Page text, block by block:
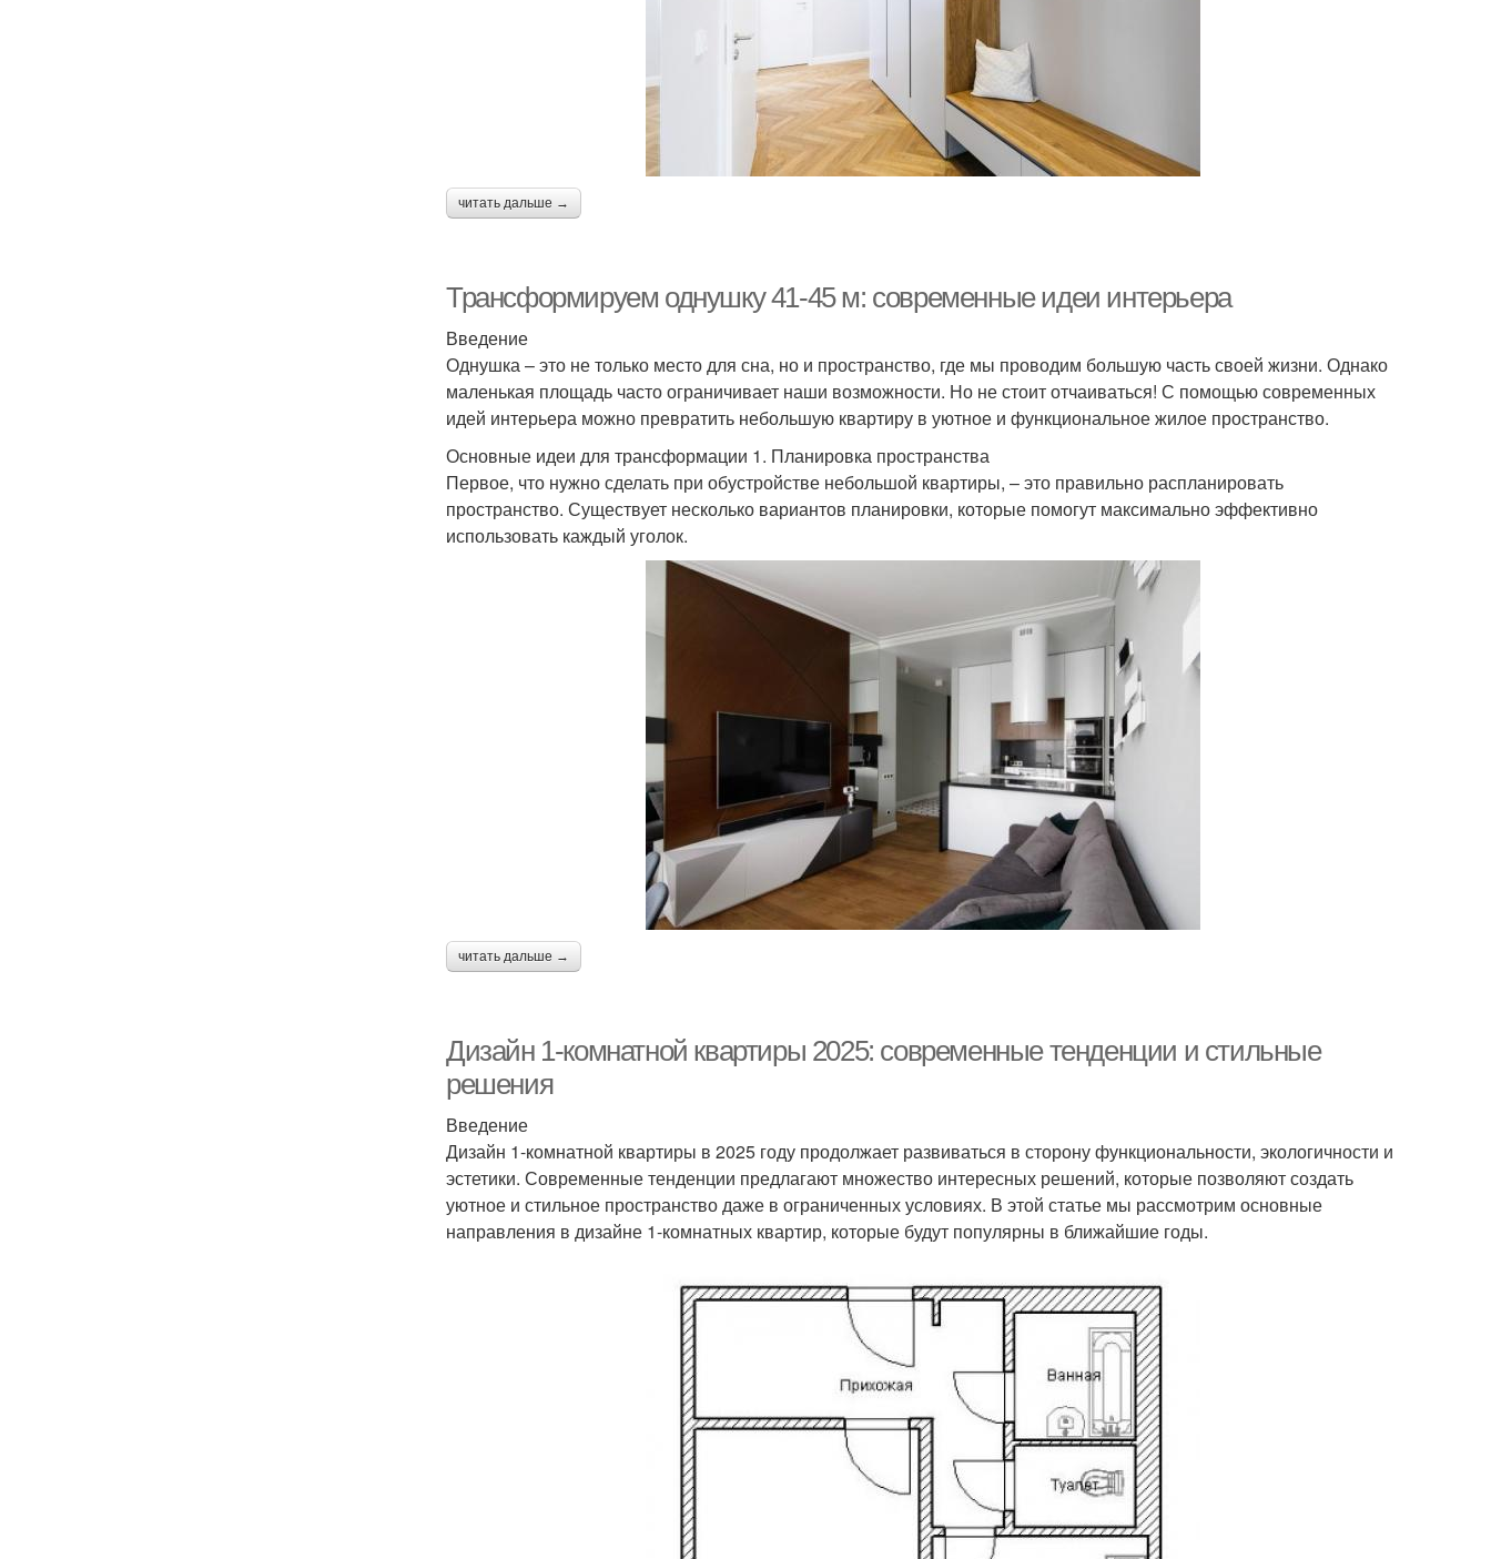
читать дальше →
Трансформируем однушку 41-45 м: современные идеи интерьера
Введение
Однушка – это не только место для сна, но и пространство, где мы проводим большую часть своей жизни. Однако
маленькая площадь часто ограничивает наши возможности. Но не стоит отчаиваться! С помощью современных
идей интерьера можно превратить небольшую квартиру в уютное и функциональное жилое пространство.
Основные идеи для трансформации 1. Планировка пространства
Первое, что нужно сделать при обустройстве небольшой квартиры, – это правильно распланировать
пространство. Существует несколько вариантов планировки, которые помогут максимально эффективно
использовать каждый уголок.
читать дальше →
Дизайн 1-комнатной квартиры 2025: современные тенденции и стильные
решения
Введение
Дизайн 1-комнатной квартиры в 2025 году продолжает развиваться в сторону функциональности, экологичности и
эстетики. Современные тенденции предлагают множество интересных решений, которые позволяют создать
уютное и стильное пространство даже в ограниченных условиях. В этой статье мы рассмотрим основные
направления в дизайне 1-комнатных квартир, которые будут популярны в ближайшие годы.